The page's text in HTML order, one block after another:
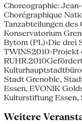
Choreographie:
Chorégraphique
Tanzabteilungen des
Konservatorium
Bytom (PL)›Die drei
TWINS2010-Projekt
Stadt Grenoble,
Essen, EVONIK
Kulturstiftung Essen,
Weitere